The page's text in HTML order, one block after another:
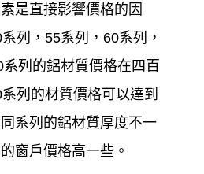
是直接影響價格的因
列，55系列，60系列，
列的鋁材質價格在四百
列的材質價格可以達到
系列的鋁材質厚度不一
窗戶價格高一些。